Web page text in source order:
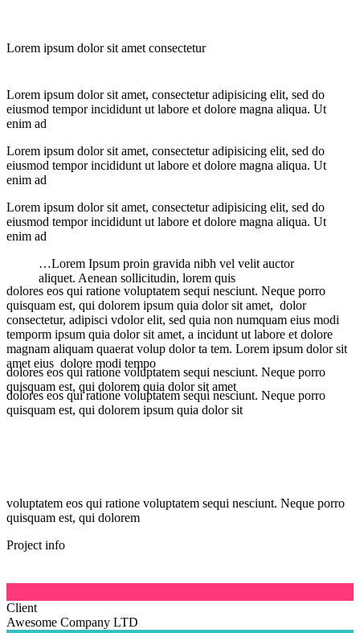
Lorem ipsum dolor sit amet consectetur
Lorem ipsum dolor sit amet, consectetur adipisicing elit, sed do
eiusmod tempor incididunt ut labore et dolore magna aliqua. Ut
enim ad
Lorem ipsum dolor sit amet, consectetur adipisicing elit, sed do
eiusmod tempor incididunt ut labore et dolore magna aliqua. Ut
enim ad
Lorem ipsum dolor sit amet, consectetur adipisicing elit, sed do
eiusmod tempor incididunt ut labore et dolore magna aliqua. Ut
enim ad
…Lorem Ipsum proin gravida nibh vel velit auctor
aliquet. Aenean sollicitudin, lorem quis
dolores eos qui ratione voluptatem sequi nesciunt. Neque porro
quisquam est, qui dolorem ipsum quia dolor sit amet, dolor
consectetur, adipisci vdolor elit, sed quia non numquam eius modi
temporm ipsum quia dolor sit amet, a incidunt ut labore et dolore
magnam aliquam quaerat volup dolor ta tem. Lorem ipsum dolor sit
amet eius dolore modi tempo
dolores eos qui ratione voluptatem sequi nesciunt. Neque porro
quisquam est, qui dolorem quia dolor sit amet
dolores eos qui ratione voluptatem sequi nesciunt. Neque porro
quisquam est, qui dolorem ipsum quia dolor sit
voluptatem eos qui ratione voluptatem sequi nesciunt. Neque porro
quisquam est, qui dolorem
Project info
Client
Awesome Company LTD